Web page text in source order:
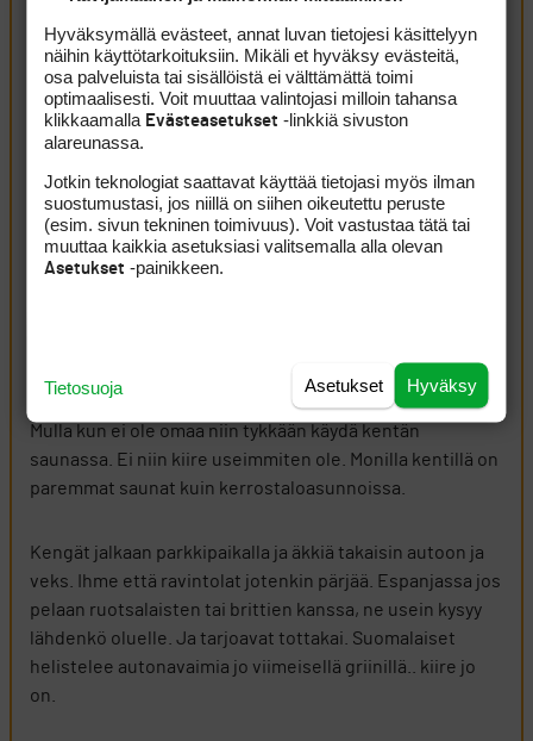
Siinä vaan on mukana seurannut liuta asioita ja tapoja,
jotka ei ainakaan minun golfharrastukseen kuulu.
Kirjaudu sisään vastataksesi ILMOITA ASIATON VIESTI
bogiman 28 marraskuun, 2025 18:34
En ymmärrä juttua lainkaan.Omalla kentällä
pukeutumistilat on ahkerassa käytössä ja sama kokemus
on lukuisista viimekesän vieraskenttäreisuista. Puhuuko
Itekseen saa usein saunassa käydä monillakin kentillä.
Mulla kun ei ole omaa niin tykkään käydä kentän
saunassa. Ei niin kiire useimmiten ole. Monilla kentillä on
paremmat saunat kuin kerrostaloasunnoissa.
Kengät jalkaan parkkipaikalla ja äkkiä takaisin autoon ja
veks. Ihme että ravintolat jotenkin pärjää. Espanjassa jos
pelaan ruotsalaisten tai brittien kanssa, ne usein kysyy
lähdenkö oluelle. Ja tarjoavat tottakai. Suomalaiset
helistelee autonavaimia jo viimeisellä griinillä.. kiire jo
on.
Hyväksymällä evästeet, annat luvan tietojesi käsittelyyn
näihin käyttötarkoituksiin. Mikäli et hyväksy evästeitä,
osa palveluista tai sisällöistä ei välttämättä toimi
optimaalisesti. Voit muuttaa valintojasi milloin tahansa
klikkaamalla Evästeasetukset -linkkiä sivuston
alareunassa.
Jotkin teknologiat saattavat käyttää tietojasi myös ilman
suostumustasi, jos niillä on siihen oikeutettu peruste
(esim. sivun tekninen toimivuus). Voit vastustaa tätä tai
muuttaa kaikkia asetuksiasi valitsemalla alla olevan
Asetukset -painikkeen.
Hyväksy
Asetukset
Tietosuoja